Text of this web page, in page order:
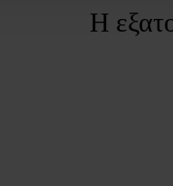
Η